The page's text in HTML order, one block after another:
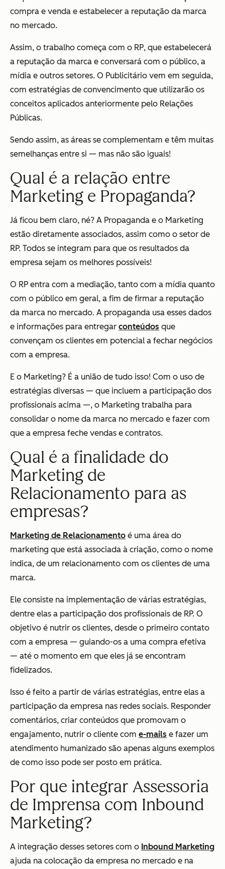
compra e venda e estabelecer a reputação da marca
no mercado.
Assim, o trabalho começa com o RP, que estabelecerá
a reputação da marca e conversará com o público, a
mídia e outros setores. O Publicitário vem em seguida,
com estratégias de convencimento que utilizarão os
conceitos aplicados anteriormente pelo Relações
Públicas.
Sendo assim, as áreas se complementam e têm muitas
semelhanças entre si — mas não são iguais!
Qual é a relação entre
Marketing e Propaganda?
Já ficou bem claro, né? A Propaganda e o Marketing
estão diretamente associados, assim como o setor de
RP. Todos se integram para que os resultados da
empresa sejam os melhores possíveis!
O RP entra com a mediação, tanto com a mídia quanto
com o público em geral, a fim de firmar a reputação
da marca no mercado. A propaganda usa esses dados
e informações para entregar conteúdos que
convençam os clientes em potencial a fechar negócios
com a empresa.
E o Marketing? É a união de tudo isso! Com o uso de
estratégias diversas — que incluem a participação dos
profissionais acima —, o Marketing trabalha para
consolidar o nome da marca no mercado e fazer com
que a empresa feche vendas e contratos.
Qual é a finalidade do
Marketing de
Relacionamento para as
empresas?
Marketing de Relacionamento é uma área do
marketing que está associada à criação, como o nome
indica, de um relacionamento com os clientes de uma
marca.
Ele consiste na implementação de várias estratégias,
dentre elas a participação dos profissionais de RP. O
objetivo é nutrir os clientes, desde o primeiro contato
com a empresa — guiando-os a uma compra efetiva
— até o momento em que eles já se encontram
fidelizados.
Isso é feito a partir de várias estratégias, entre elas a
participação da empresa nas redes sociais. Responder
comentários, criar conteúdos que promovam o
engajamento, nutrir o cliente com e-mails e fazer um
atendimento humanizado são apenas alguns exemplos
de como isso pode ser posto em prática.
Por que integrar Assessoria
de Imprensa com Inbound
Marketing?
A integração desses setores com o Inbound Marketing
ajuda na colocação da empresa no mercado e na